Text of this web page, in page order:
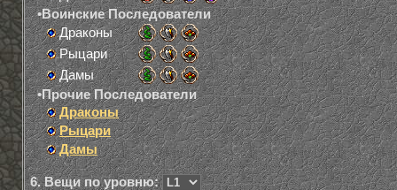
•Воинские Последователи
Драконы
Рыцари
Дамы
•Прочие Последователи
Драконы
Рыцари
Дамы
6. Вещи по уровню: